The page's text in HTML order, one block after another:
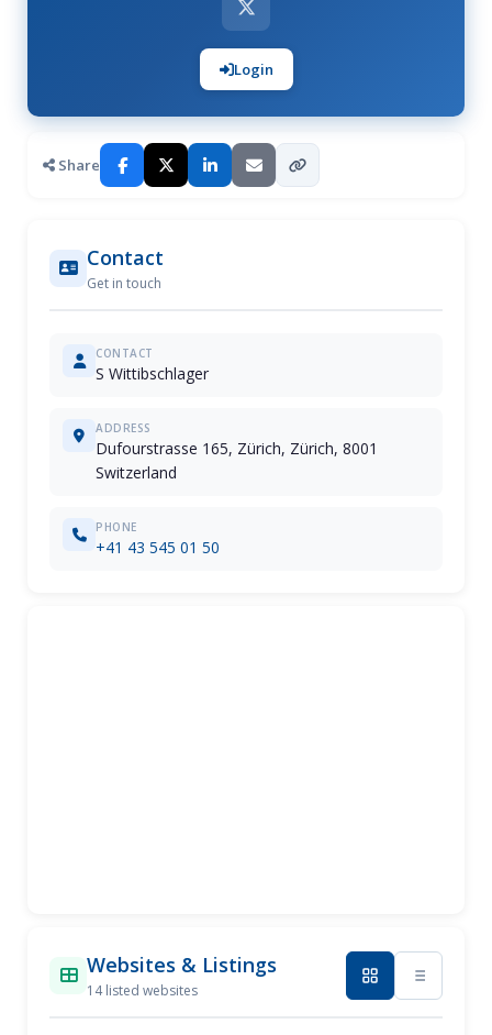
Login
Share
Contact
Get in touch
CONTACT
S Wittibschlager
ADDRESS
Dufourstrasse 165, Zürich, Zürich, 8001
Switzerland
PHONE
+41 43 545 01 50
Websites & Listings
14 listed websites